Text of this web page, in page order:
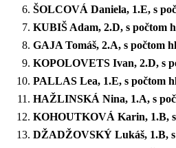
ŠOLCOVÁ Daniela, 1.E, s
KUBIŠ Adam, 2.D, s počtom
GAJA Tomáš, 2.A, s počtom
KOPOLOVETS Ivan, 2.D, s
PALLAS Lea, 1.E, s počtom
HAŽLINSKÁ Nina, 1.A, s
KOHOUTKOVÁ Karin, 1.B, s
DŽADŽOVSKÝ Lukáš, 1.B, s